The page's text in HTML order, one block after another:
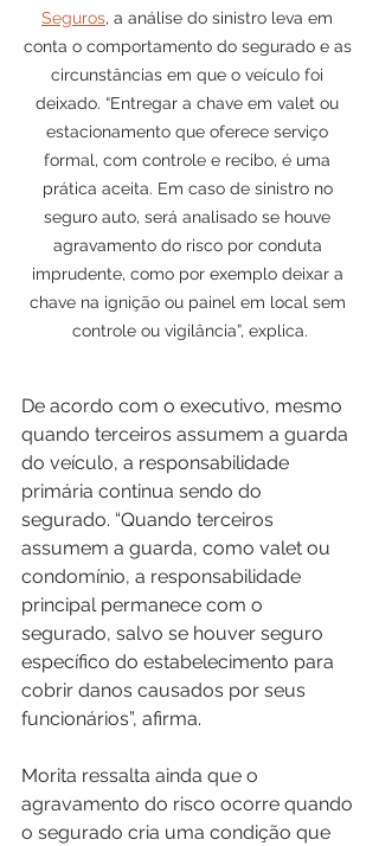
Seguros, a análise do sinistro leva em
conta o comportamento do segurado e as
circunstâncias em que o veículo foi
deixado. “Entregar a chave em valet ou
estacionamento que oferece serviço
formal, com controle e recibo, é uma
prática aceita. Em caso de sinistro no
seguro auto, será analisado se houve
agravamento do risco por conduta
imprudente, como por exemplo deixar a
chave na ignição ou painel em local sem
controle ou vigilância”, explica.
De acordo com o executivo, mesmo
quando terceiros assumem a guarda
do veículo, a responsabilidade
primária continua sendo do
segurado. “Quando terceiros
assumem a guarda, como valet ou
condomínio, a responsabilidade
principal permanece com o
segurado, salvo se houver seguro
específico do estabelecimento para
cobrir danos causados por seus
funcionários”, afirma.
Morita ressalta ainda que o
agravamento do risco ocorre quando
o segurado cria uma condição que